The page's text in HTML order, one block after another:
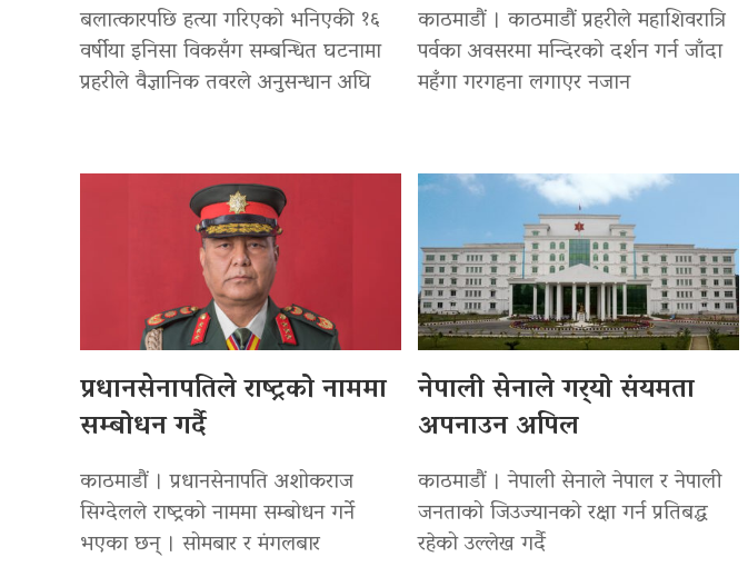
बलात्कारपछि हत्या गरिएको भनिएकी १६
वर्षीया इनिसा विकसँग सम्बन्धित घटनामा
प्रहरीले वैज्ञानिक तवरले अनुसन्धान अघि
काठमाडौं । काठमाडौं प्रहरीले महाशिवरात्रि
पर्वका अवसरमा मन्दिरको दर्शन गर्न जाँदा
महँगा गरगहना लगाएर नजान
प्रधानसेनापतिले राष्ट्रको नाममा
सम्बोधन गर्दै
काठमाडौं । प्रधानसेनापति अशोकराज
सिग्देलले राष्ट्रको नाममा सम्बोधन गर्ने
भएका छन् । सोमबार र मंगलबार
नेपाली सेनाले गर्‍यो संयमता
अपनाउन अपिल
काठमाडौं । नेपाली सेनाले नेपाल र नेपाली
जनताको जिउज्यानको रक्षा गर्न प्रतिबद्ध
रहेको उल्लेख गर्दै